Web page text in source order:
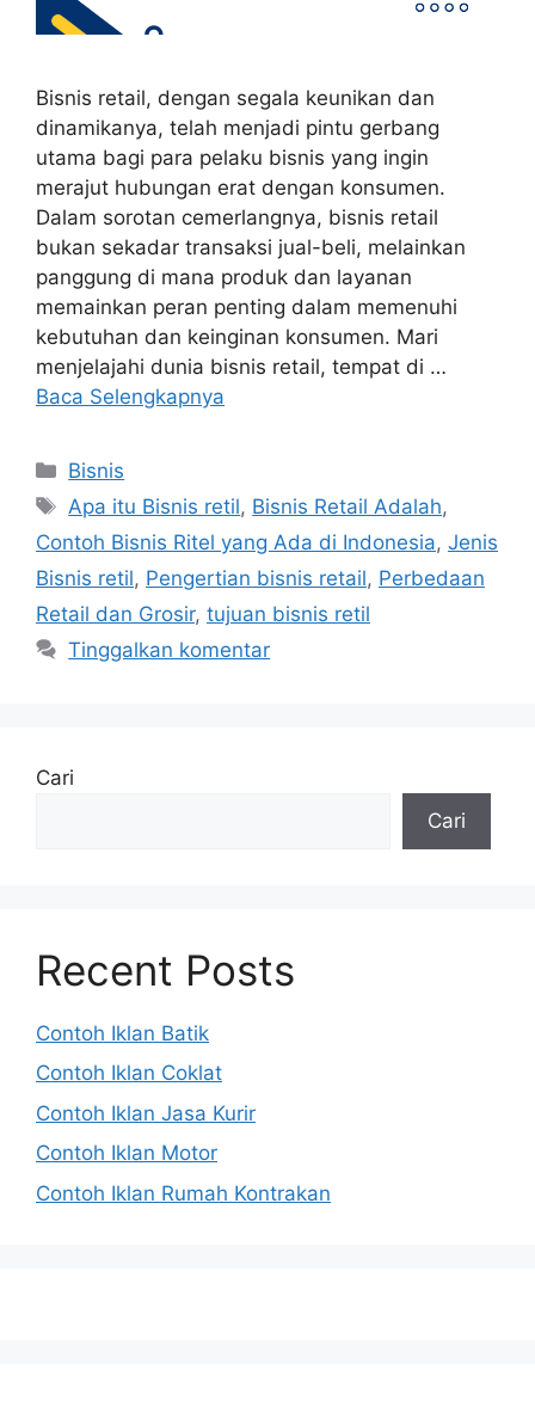
Bisnis retail, dengan segala keunikan dan
dinamikanya, telah menjadi pintu gerbang
utama bagi para pelaku bisnis yang ingin
merajut hubungan erat dengan konsumen.
Dalam sorotan cemerlangnya, bisnis retail
bukan sekadar transaksi jual-beli, melainkan
panggung di mana produk dan layanan
memainkan peran penting dalam memenuhi
kebutuhan dan keinginan konsumen. Mari
menjelajahi dunia bisnis retail, tempat di …
Baca Selengkapnya
Bisnis
Apa itu Bisnis retil, Bisnis Retail Adalah,
Contoh Bisnis Ritel yang Ada di Indonesia, Jenis
Bisnis retil, Pengertian bisnis retail, Perbedaan
Retail dan Grosir, tujuan bisnis retil
Tinggalkan komentar
Cari
Cari
Recent Posts
Contoh Iklan Batik
Contoh Iklan Coklat
Contoh Iklan Jasa Kurir
Contoh Iklan Motor
Contoh Iklan Rumah Kontrakan